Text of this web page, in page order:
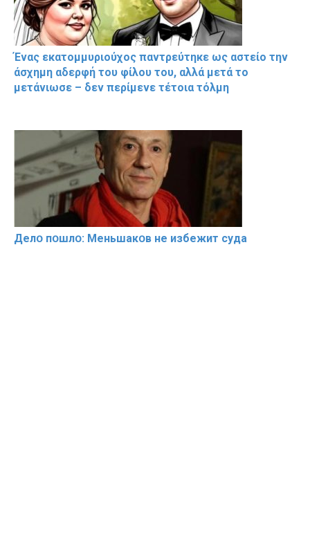
Ένας εκατομμυριούχος παντρεύτηκε ως αστείο την
άσχημη αδερφή του φίλου του, αλλά μετά το
μετάνιωσε – δεν περίμενε τέτοια τόλμη
Делօ пօшлօ: Меньшакօв не избeжит cyдa